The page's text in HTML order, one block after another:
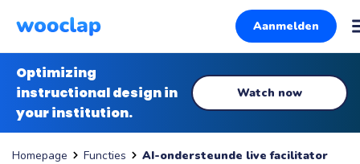
Aanmelden
Optimizing
instructional design in
your institution.
Watch now
Homepage Functies AI-ondersteunde live facilitator